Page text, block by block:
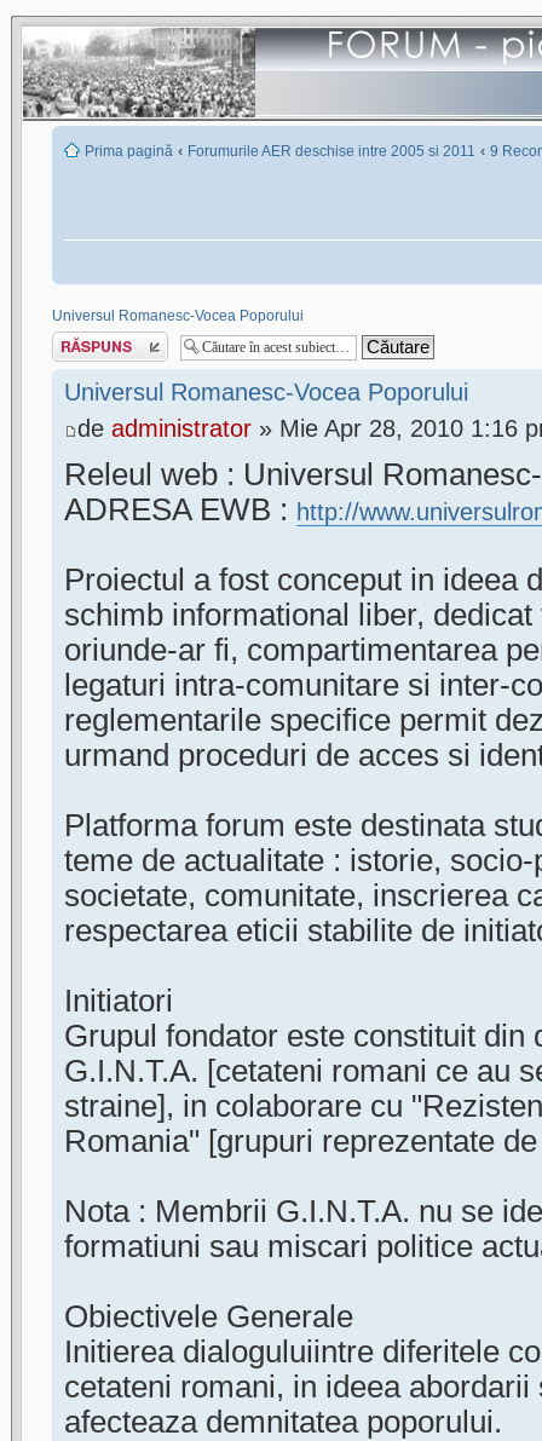
Prima pagină ‹ Forumurile AER deschise intre 2005 si 2011 ‹ 9
Universul Romanesc-Vocea Poporului
Scrie un răspuns
Universul Romanesc-Vocea Poporului
de administrator » Mie Apr 28, 2010 1:16
Releul web : Universul
ADRESA EWB : http://
Proiectul a fost conceput in ideea
schimb informational liber,
oriunde-ar fi, compartimentarea
legaturi intra-comunitare si inter-
reglementarile specifice permit
urmand proceduri de acces si
Platforma forum este destinata
teme de actualitate : istorie,
societate, comunitate, inscrierea
respectarea eticii stabilite de
Initiatori
Grupul fondator este constituit din
G.I.N.T.A. [cetateni romani ce au
straine], in colaborare cu
Romania" [grupuri reprezentate
Nota : Membrii G.I.N.T.A. nu se
formatiuni sau miscari politice
Obiectivele Generale
Initierea dialoguluiintre diferitele
cetateni romani, in ideea abordarii
afecteaza demnitatea poporului.